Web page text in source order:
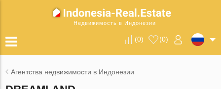
Недвижимость в Индонезии
(0) (0)
Агентства недвижимости в Индонезии